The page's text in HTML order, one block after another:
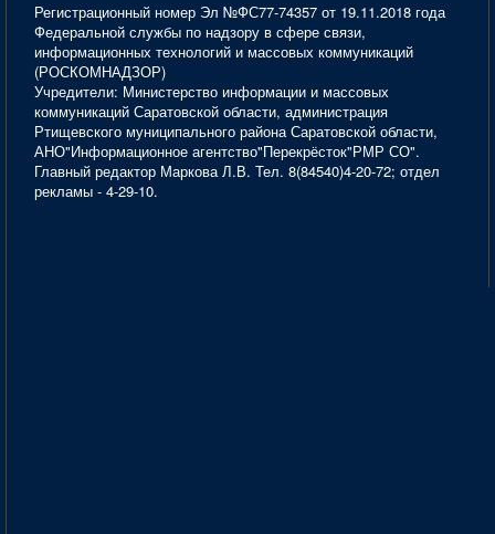
Регистрационный номер Эл №ФС77-74357 от 19.11.2018 года
Федеральной службы по надзору в сфере связи,
информационных технологий и массовых коммуникаций
(РОСКОМНАДЗОР)
Учредители: Министерство информации и массовых
коммуникаций Саратовской области, администрация
Ртищевского муниципального района Саратовской области,
АНО"Информационное агентство"Перекрёсток"РМР СО".
Главный редактор Маркова Л.В. Тел. 8(84540)4-20-72; отдел
рекламы - 4-29-10.